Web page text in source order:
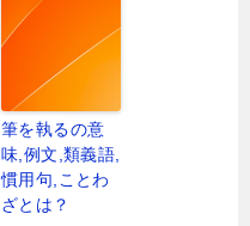
筆を執るの意
味,例文,類義語,
慣用句,ことわ
ざとは？